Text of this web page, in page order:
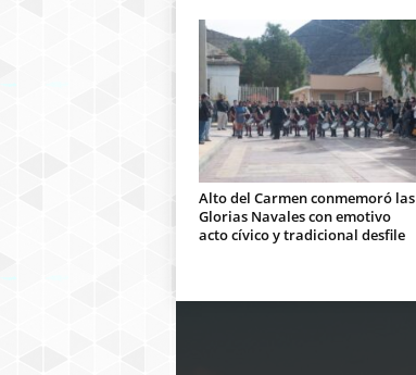
Alto del Carmen conmemoró las
Glorias Navales con emotivo
acto cívico y tradicional desfile